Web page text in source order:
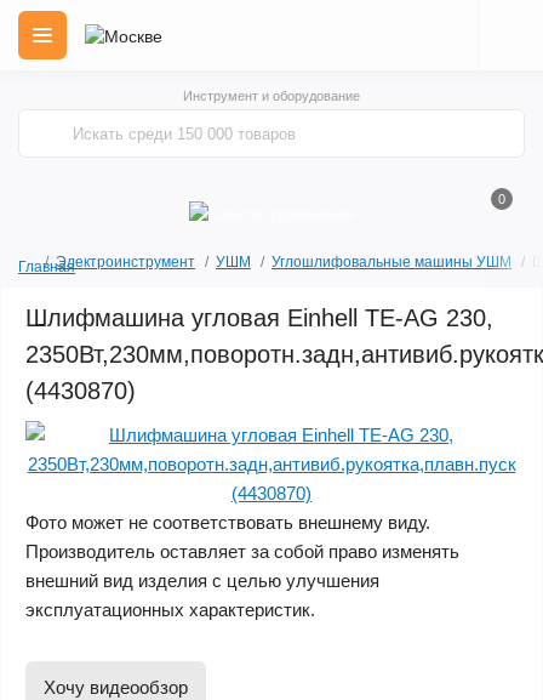
Инструмент и оборудование
0
ГлавнаяЭлектроинструмент УШМ Углошлифовальные машины УШМ
Шлифмашина угловая Einhell TE-AG 230,
(4430870)
Фото может не соответствовать внешнему виду.
Производитель оставляет за собой право изменять
внешний вид изделия с целью улучшения
эксплуатационных характеристик.
Хочу видеообзор